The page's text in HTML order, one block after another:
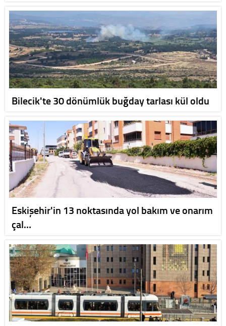
Bilecik'te 30 dönümlük buğday tarlası kül oldu
Eskişehir'in 13 noktasında yol bakım ve onarım
çal…